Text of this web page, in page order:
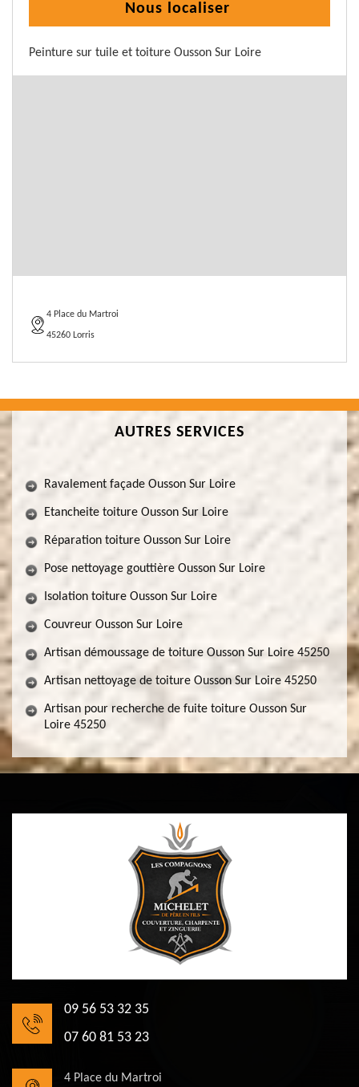
Nous localiser
Peinture sur tuile et toiture Ousson Sur Loire
4 Place du Martroi
45260 Lorris
AUTRES SERVICES
Ravalement façade Ousson Sur Loire
Etancheite toiture Ousson Sur Loire
Réparation toiture Ousson Sur Loire
Pose nettoyage gouttière Ousson Sur Loire
Isolation toiture Ousson Sur Loire
Couvreur Ousson Sur Loire
Artisan démoussage de toiture Ousson Sur Loire 45250
Artisan nettoyage de toiture Ousson Sur Loire 45250
Artisan pour recherche de fuite toiture Ousson Sur
Loire 45250
09 56 53 32 35
07 60 81 53 23
4 Place du Martroi